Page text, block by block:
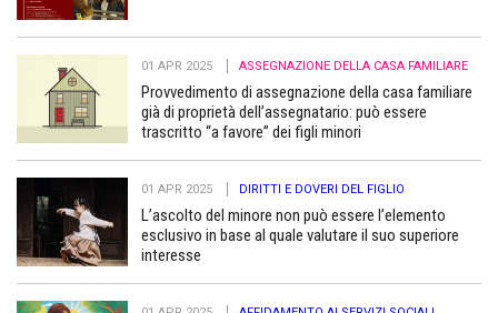
01 APR 2025 ASSEGNAZIONE DELLA CASA FAMILIARE
Provvedimento di assegnazione della casa familiare
già di proprietà dell’assegnatario: può essere
trascritto “a favore” dei figli minori
01 APR 2025 DIRITTI E DOVERI DEL FIGLIO
L’ascolto del minore non può essere l’elemento
esclusivo in base al quale valutare il suo superiore
interesse